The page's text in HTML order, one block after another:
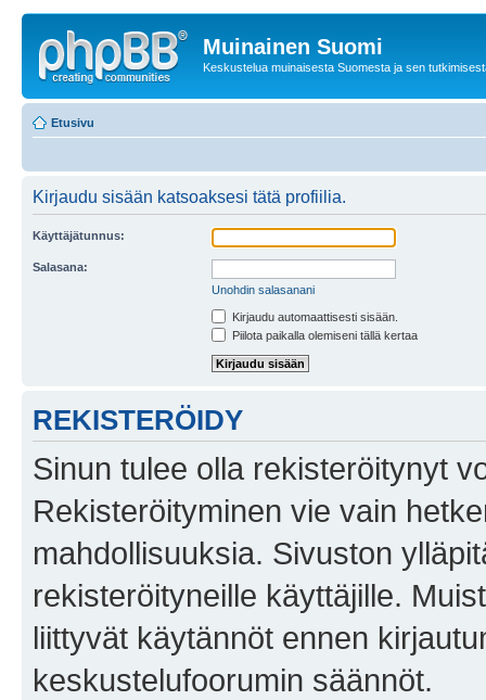
Muinainen Suomi
Keskustelua muinaisesta Suomesta ja sen
Etusivu
Kirjaudu sisään katsoaksesi tätä profiilia.
Käyttäjätunnus:
Salasana:
Unohdin salasanani
Kirjaudu automaattisesti sisään.
Piilota paikalla olemiseni tällä kertaa
REKISTERÖIDY
Sinun tulee olla rekisteröitynyt
Rekisteröityminen vie vain
mahdollisuuksia. Sivuston
rekisteröityneille käyttäjille.
liittyvät käytännöt ennen
keskustelufoorumin säännöt.